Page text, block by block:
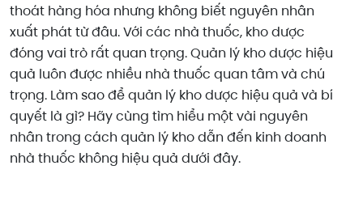
thoát hàng hóa nhưng không biết nguyên nhân
xuất phát từ đâu. Với các nhà thuốc, kho dược
đóng vai trò rất quan trọng. Quản lý kho dược hiệu
quả luôn được nhiều nhà thuốc quan tâm và chú
trọng. Làm sao để quản lý kho dược hiệu quả và bí
quyết là gì? Hãy cùng tìm hiểu một vài nguyên
nhân trong cách quản lý kho dẫn đến kinh doanh
nhà thuốc không hiệu quả dưới đây.